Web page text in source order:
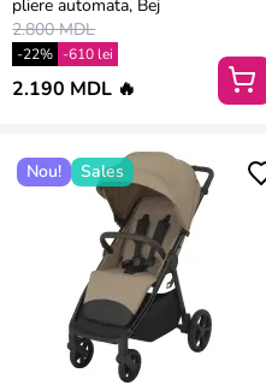
pliere automata, Bej
2.800 MDL
-22% -610 lei
2.190 MDL 🔥
Nou! Sales